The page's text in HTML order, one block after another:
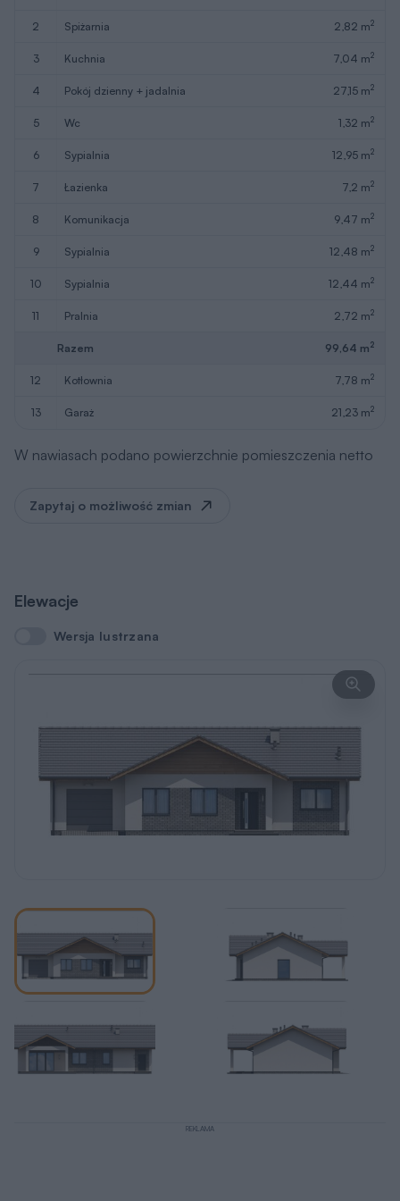
2 spiżarnia 2,82 m2
3 kuchnia 7,04 m2
4 pokój dzienny + jadalnia 27,15 m2
5 wc 1,32 m2
6 sypialnia 12,95 m2
7 łazienka 7,2 m2
8 komunikacja 9,47 m2
9 sypialnia 12,48 m2
10 sypialnia 12,44 m2
11 pralnia 2,72 m2
Razem 99,64 m2
12 kotłownia 7,78 m2
13 garaż 21,23 m2
W nawiasach podano powierzchnie pomieszczenia netto
Zapytaj o możliwość zmian
Elewacje
Wersja lustrzana
Wersja lustrzana
REKLAMA